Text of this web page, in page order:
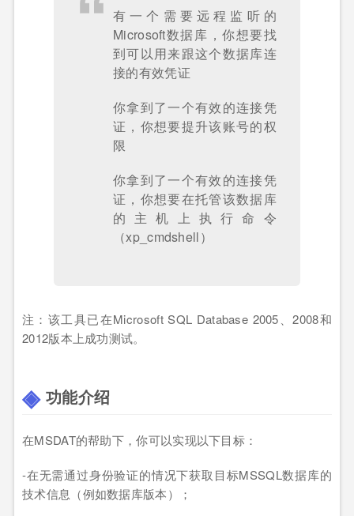
有一个需要远程监听的
Microsoft数据库，你想要找
到可以用来跟这个数据库连
接的有效凭证
你拿到了一个有效的连接凭
证，你想要提升该账号的权
限
你拿到了一个有效的连接凭
证，你想要在托管该数据库
的主机上执行命令
（xp_cmdshell）
注：该工具已在Microsoft SQL Database 2005、2008和
2012版本上成功测试。
功能介绍
在MSDAT的帮助下，你可以实现以下目标：
-在无需通过身份验证的情况下获取目标MSSQL数据库的
技术信息（例如数据库版本）；